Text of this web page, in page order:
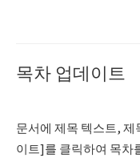
목차 업데이트
문서에 제목 텍스트,
이트]를 클릭하여 목차